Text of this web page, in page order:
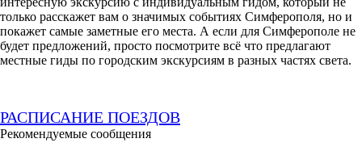
только расскажет вам о значимых событиях Симферополя, но и
покажет самые заметные его места. А если для Симферополе не
будет предложений, просто посмотрите всё что предлагают
местные гиды по городским экскурсиям в разных частях света.
РАСПИСАНИЕ ПОЕЗДОВ
Рекомендуемые сообщения